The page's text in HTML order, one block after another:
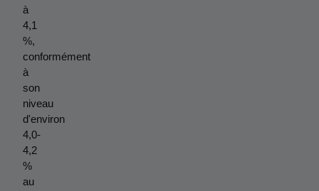
à
4,1
%,
conformément
à
son
niveau
d'environ
4,0-
4,2
%
au